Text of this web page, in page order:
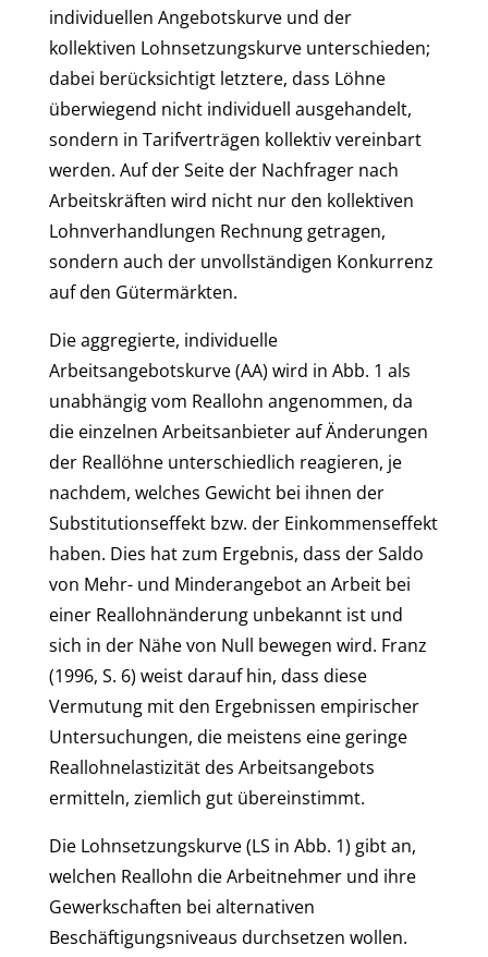
individuellen Angebotskurve und der
kollektiven Lohnsetzungskurve unterschieden;
dabei berücksichtigt letztere, dass Löhne
überwiegend nicht individuell ausgehandelt,
sondern in Tarifverträgen kollektiv vereinbart
werden. Auf der Seite der Nachfrager nach
Arbeitskräften wird nicht nur den kollektiven
Lohnverhandlungen Rechnung getragen,
sondern auch der unvollständigen Konkurrenz
auf den Gütermärkten.
Die aggregierte, individuelle
Arbeitsangebotskurve (AA) wird in Abb. 1 als
unabhängig vom Reallohn angenommen, da
die einzelnen Arbeitsanbieter auf Änderungen
der Reallöhne unterschiedlich reagieren, je
nachdem, welches Gewicht bei ihnen der
Substitutionseffekt bzw. der Einkommenseffekt
haben. Dies hat zum Ergebnis, dass der Saldo
von Mehr- und Minderangebot an Arbeit bei
einer Reallohnänderung unbekannt ist und
sich in der Nähe von Null bewegen wird. Franz
(1996, S. 6) weist darauf hin, dass diese
Vermutung mit den Ergebnissen empirischer
Untersuchungen, die meistens eine geringe
Reallohnelastizität des Arbeitsangebots
ermitteln, ziemlich gut übereinstimmt.
Die Lohnsetzungskurve (LS in Abb. 1) gibt an,
welchen Reallohn die Arbeitnehmer und ihre
Gewerkschaften bei alternativen
Beschäftigungsniveaus durchsetzen wollen.